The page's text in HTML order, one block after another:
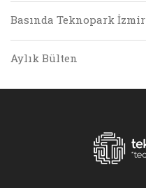
Basında Teknopark İzmir
Aylık Bülten